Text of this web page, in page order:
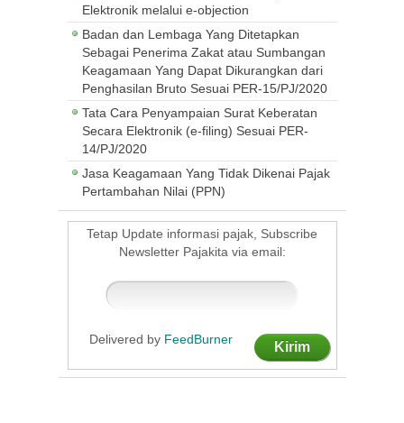
Elektronik melalui e-objection
Badan dan Lembaga Yang Ditetapkan
Sebagai Penerima Zakat atau Sumbangan
Keagamaan Yang Dapat Dikurangkan dari
Penghasilan Bruto Sesuai PER-15/PJ/2020
Tata Cara Penyampaian Surat Keberatan
Secara Elektronik (e-filing) Sesuai PER-
14/PJ/2020
Jasa Keagamaan Yang Tidak Dikenai Pajak
Pertambahan Nilai (PPN)
Tetap Update informasi pajak, Subscribe
Newsletter Pajakita via email:
Delivered by FeedBurner